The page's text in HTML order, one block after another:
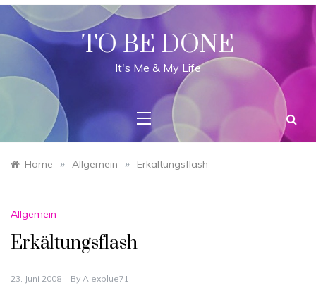
Skip
content
TO BE DONE
It's Me & My Life
Home » Allgemein » Erkältungsflash
Allgemein
Erkältungsflash
23. Juni 2008 By Alexblue71